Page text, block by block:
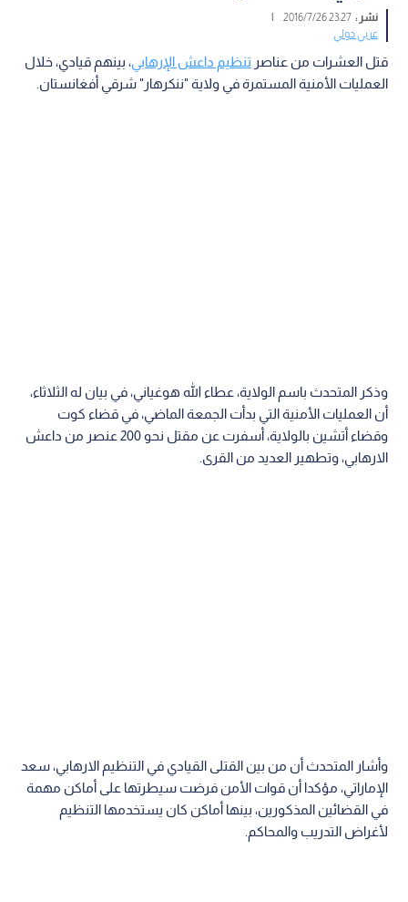
نشر :23:27 2016/7/26
|
عربي دولي
قتل العشرات من عناصر تنظيم داعش الإرهابي، بينهم قيادي، خلال
العمليات الأمنية المستمرة في ولاية "ننكرهار" شرقي أفغانستان.
وذكر المتحدث باسم الولاية، عطاء الله هوغياني، في بيان له الثلاثاء،
أن العمليات الأمنية التي بدأت الجمعة الماضي، في قضاء كوت
وقضاء أتشين بالولاية، أسفرت عن مقتل نحو 200 عنصر من داعش
الارهابي، وتطهير العديد من القرى.
وأشار المتحدث أن من بين القتلى القيادي في التنظيم الارهابي، سعد
الإماراتي، مؤكدا أن قوات الأمن فرضت سيطرتها على أماكن مهمة
في القضائين المذكورين، بينها أماكن كان يستخدمها التنظيم
لأغراض التدريب والمحاكم.